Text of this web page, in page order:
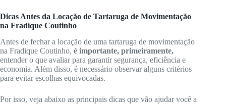
Dicas Antes da Locação de Tartaruga de Movimentação
na Fradique Coutinho
Antes de fechar a locação de uma tartaruga de movimentação
na Fradique Coutinho, é importante, primeiramente,
entender o que avaliar para garantir segurança, eficiência e
economia. Além disso, é necessário observar alguns critérios
para evitar escolhas equivocadas.
Por isso, veja abaixo as principais dicas que vão ajudar você a